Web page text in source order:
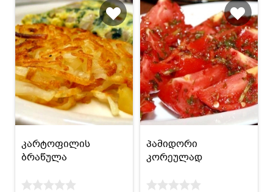
კარტოფილის
ბრაწულა
პამიდორი
კორეულად